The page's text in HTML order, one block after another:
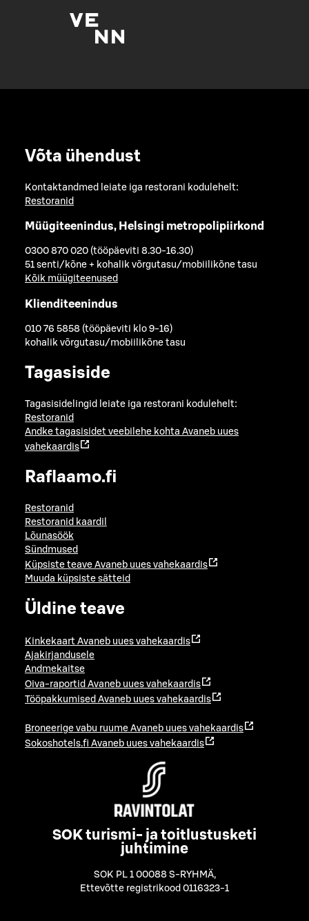
Võta ühendust
Kontaktandmed leiate iga restorani kodulehelt:
Restoranid
Müügiteenindus, Helsingi metropolipiirkond
0300 870 020 (tööpäeviti 8.30-16.30)
51 senti/kõne + kohalik võrgutasu/mobiilikõne tasu
Kõik müügiteenused
Klienditeenindus
010 76 5858 (tööpäeviti klo 9-16)
kohalik võrgutasu/mobiilikõne tasu
Tagasiside
Tagasisidelingid leiate iga restorani kodulehelt:
Restoranid
Andke tagasisidet veebilehe kohta Avaneb uues
vahekaardis
Raflaamo.fi
Restoranid
Restoranid kaardil
Lõunasöök
Sündmused
Küpsiste teave Avaneb uues vahekaardis
Muuda küpsiste sätteid
Üldine teave
Kinkekaart Avaneb uues vahekaardis
Ajakirjandusele
Andmekaitse
Oiva-raportid Avaneb uues vahekaardis
Tööpakkumised Avaneb uues vahekaardis
Broneerige vabu ruume Avaneb uues vahekaardis
Sokoshotels.fi Avaneb uues vahekaardis
SOK turismi- ja toitlustusketi
juhtimine
SOK PL 1 00088 S-RYHMÄ,
Ettevõtte registrikood 0116323-1